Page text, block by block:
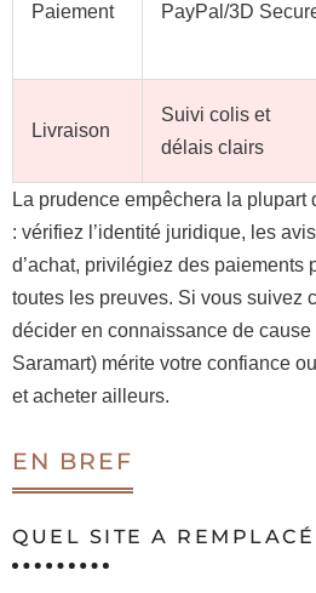
Paiement PayPal/3D
Livraison
Suivi colis et
délais clairs
La prudence empêchera la
: vérifiez l’identité juridique, les
d’achat, privilégiez des paiements
toutes les preuves. Si vous suivez
décider en connaissance de
Saramart) mérite votre confiance
et acheter ailleurs.
EN BREF
QUEL SITE A